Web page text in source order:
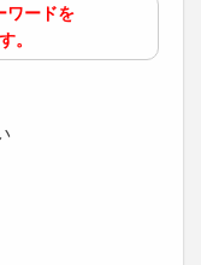
ワードを
。